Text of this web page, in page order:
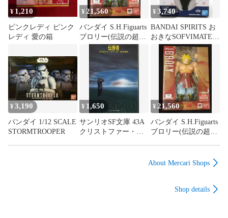
【商品画像について】
商品画像は参考画像を使用しており、実際の商品の状態は画
像と多少異なる場合がございます。
【配送について】
配送業者は当社指定の配送業者となります。
本商品はSAHRAより発送致します。
商品によって出荷地が異なるため、商品の同梱は承れませ
ん。
の送料はお客様の負担となります。返送料、再配達の送料は
配達をさせていただきます。なお、荷物が返送された場合で
あってもご注文をキャンセルすることはできかねます。
¥ 1,210
ピンクレディ ピンク
レディ 愛の箱
¥ 21,560
バンダイ S.H.Figuarts
ブロリー(伝説の超サ
イヤ人)/魂ウェブ限定
¥3,740
BANDAI SPIRITS お
おきなSOFVIMATES
ケロロ軍曹 タママ二
等兵
¥3,190
バンダイ 1/12 SCALE
STORMTROOPER
¥ 1,650
サンリオSF文庫 43A
クリストファー・プ
¥ 21,560
バンダイ S.H.Figuarts
ブロリー(伝説の超サ
About Mercari Shops
Shop details